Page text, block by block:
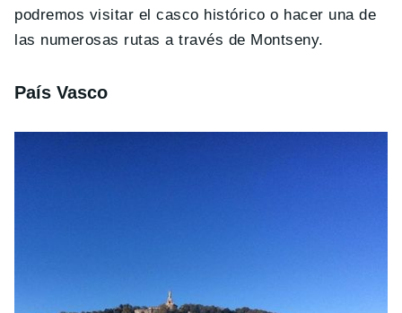
podremos visitar el casco histórico o hacer una de
las numerosas rutas a través de Montseny.
País Vasco